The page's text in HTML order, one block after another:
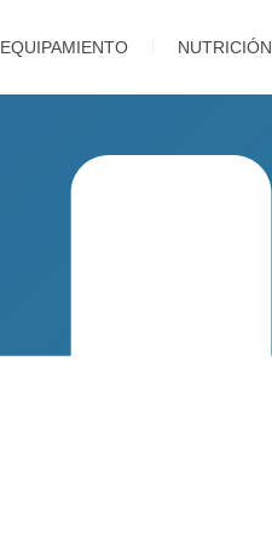
EQUIPAMIENTO NUTRICIÓN